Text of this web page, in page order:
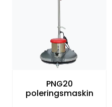
PNG20
poleringsmaskin